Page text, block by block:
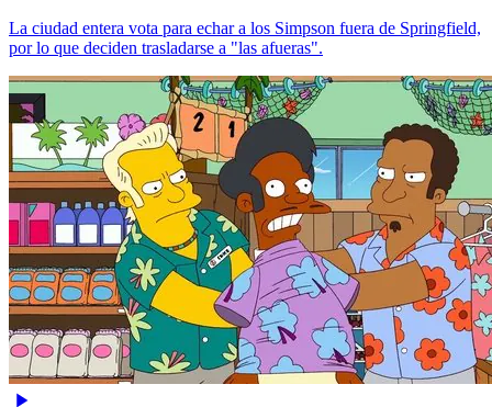
La ciudad entera vota para echar a los Simpson fuera de Springfield,
por lo que deciden trasladarse a "las afueras".